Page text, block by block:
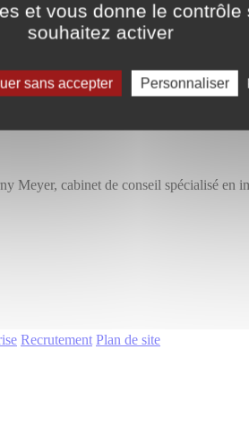
et vous donne le contrôle
souhaitez activer
sans accepter Personnaliser
Meyer, cabinet de conseil spécialisé en
Recrutement Plan de site